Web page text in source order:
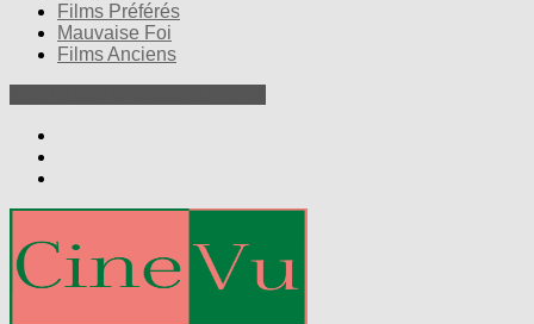
Films Préférés
Mauvaise Foi
Films Anciens